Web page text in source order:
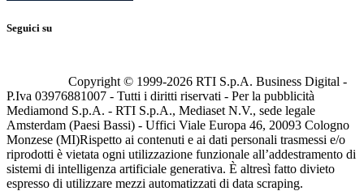
Seguici su
Copyright © 1999-2026 RTI S.p.A. Business Digital -
P.Iva 03976881007 - Tutti i diritti riservati - Per la pubblicità
Mediamond S.p.A. - RTI S.p.A., Mediaset N.V., sede legale
Amsterdam (Paesi Bassi) - Uffici Viale Europa 46, 20093 Cologno
Monzese (MI)Rispetto ai contenuti e ai dati personali trasmessi e/o
riprodotti è vietata ogni utilizzazione funzionale all’addestramento di
sistemi di intelligenza artificiale generativa. È altresì fatto divieto
espresso di utilizzare mezzi automatizzati di data scraping.